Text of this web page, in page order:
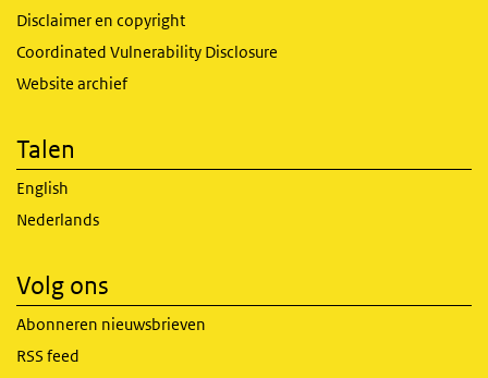
Disclaimer en copyright
Coordinated Vulnerability Disclosure
Website archief
Talen
English
Nederlands
Volg ons
Abonneren nieuwsbrieven
RSS feed